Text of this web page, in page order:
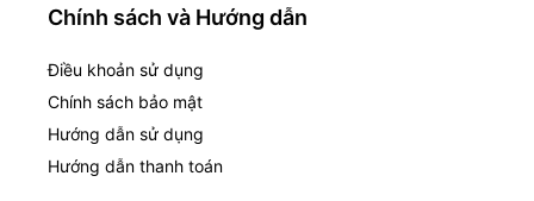
Chính sách và Hướng dẫn
Điều khoản sử dụng
Chính sách bảo mật
Hướng dẫn sử dụng
Hướng dẫn thanh toán